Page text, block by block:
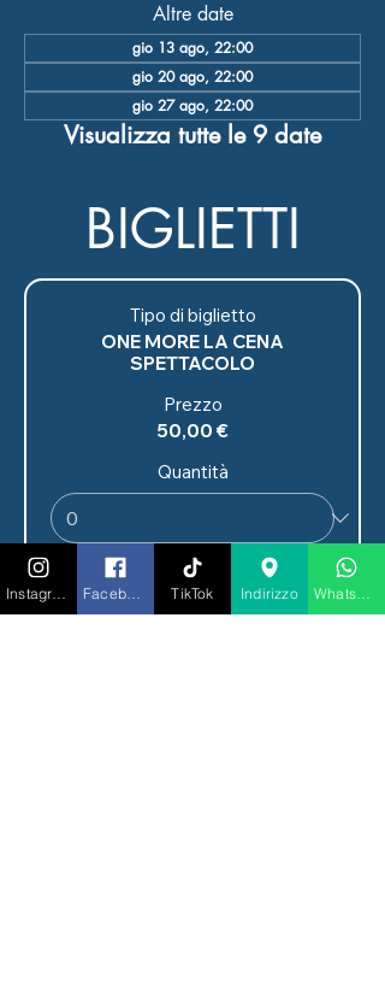
Altre date
gio 13 ago, 22:00
gio 20 ago, 22:00
gio 27 ago, 22:00
Visualizza tutte le 9 date
BIGLIETTI
Tipo di biglietto
ONE MORE LA CENA
SPETTACOLO
Prezzo
50,00 €
Quantità
TikTok Indirizzo